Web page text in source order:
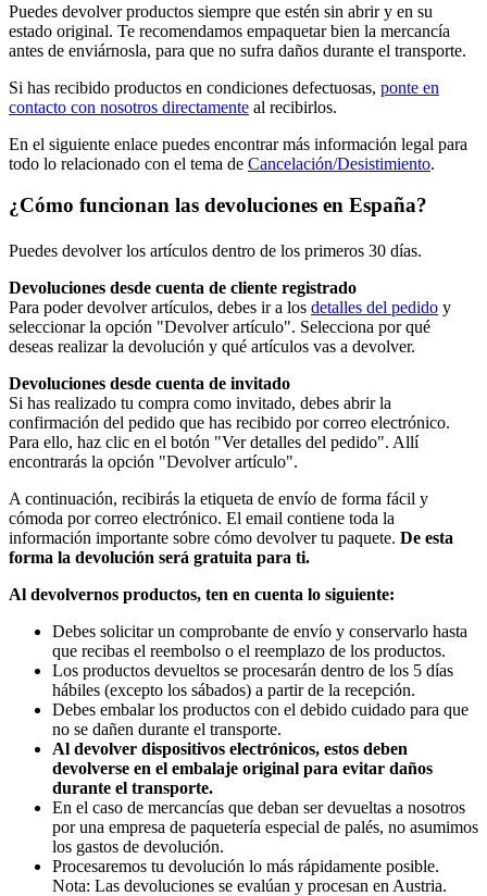
Puedes devolver productos siempre que estén sin abrir y en su
estado original. Te recomendamos empaquetar bien la mercancía
antes de enviárnosla, para que no sufra daños durante el transporte.
Si has recibido productos en condiciones defectuosas, ponte en
contacto con nosotros directamente al recibirlos.
En el siguiente enlace puedes encontrar más información legal para
todo lo relacionado con el tema de Cancelación/Desistimiento.
¿Cómo funcionan las devoluciones en España?
Puedes devolver los artículos dentro de los primeros 30 días.
Devoluciones desde cuenta de cliente registrado
Para poder devolver artículos, debes ir a los detalles del pedido y
seleccionar la opción "Devolver artículo". Selecciona por qué
deseas realizar la devolución y qué artículos vas a devolver.
Devoluciones desde cuenta de invitado
Si has realizado tu compra como invitado, debes abrir la
confirmación del pedido que has recibido por correo electrónico.
Para ello, haz clic en el botón "Ver detalles del pedido". Allí
encontrarás la opción "Devolver artículo".
A continuación, recibirás la etiqueta de envío de forma fácil y
cómoda por correo electrónico. El email contiene toda la
información importante sobre cómo devolver tu paquete. De esta
forma la devolución será gratuita para ti.
Al devolvernos productos, ten en cuenta lo siguiente:
Debes solicitar un comprobante de envío y conservarlo hasta
que recibas el reembolso o el reemplazo de los productos.
Los productos devueltos se procesarán dentro de los 5 días
hábiles (excepto los sábados) a partir de la recepción.
Debes embalar los productos con el debido cuidado para que
no se dañen durante el transporte.
Al devolver dispositivos electrónicos, estos deben
devolverse en el embalaje original para evitar daños
durante el transporte.
En el caso de mercancías que deban ser devueltas a nosotros
por una empresa de paquetería especial de palés, no asumimos
los gastos de devolución.
Procesaremos tu devolución lo más rápidamente posible.
Nota: Las devoluciones se evalúan y procesan en Austria.